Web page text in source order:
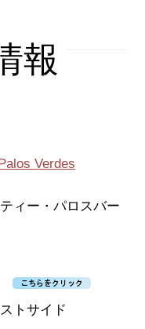
報
Verdes
ィー・パロスバー
トサイド